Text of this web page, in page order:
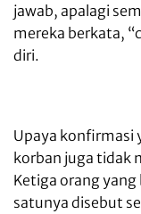
jawab, apalagi
mereka berkata,
diri.
Upaya konfirmasi
korban juga tidak
Ketiga orang
satunya disebut